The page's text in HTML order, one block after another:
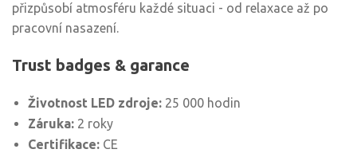
přizpůsobí atmosféru každé situaci - od relaxace až po
pracovní nasazení.
Trust badges & garance
Životnost LED zdroje: 25 000 hodin
Záruka: 2 roky
Certifikace: CE